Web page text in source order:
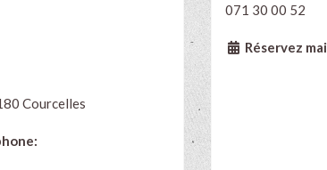
Courcelles
071 30 00 52
Réservez